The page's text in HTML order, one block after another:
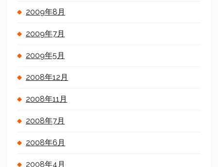
2009年8月
2009年7月
2009年5月
2008年12月
2008年11月
2008年7月
2008年6月
2008年4月